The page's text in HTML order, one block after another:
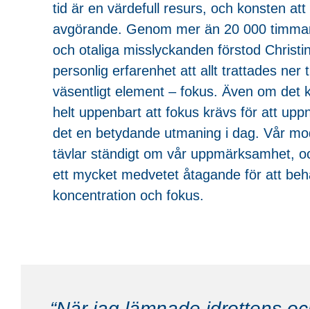
tid är en värdefull resurs, och konsten att
avgörande. Genom mer än 20 000
och otaliga misslyckanden förstod
personlig erfarenhet att allt trattades ner
väsentligt element – fokus. Även om det
helt uppenbart att fokus krävs för att
det en betydande utmaning i dag. Vår
tävlar ständigt om vår uppmärksamhet,
ett mycket medvetet åtagande för att
koncentration och fokus.